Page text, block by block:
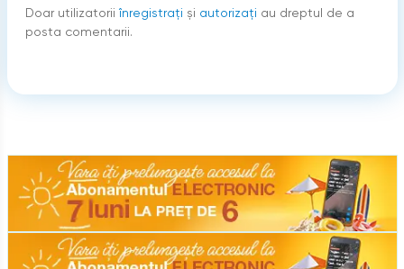
Doar utilizatorii înregistraţi şi autorizați au dreptul de a
posta comentarii.